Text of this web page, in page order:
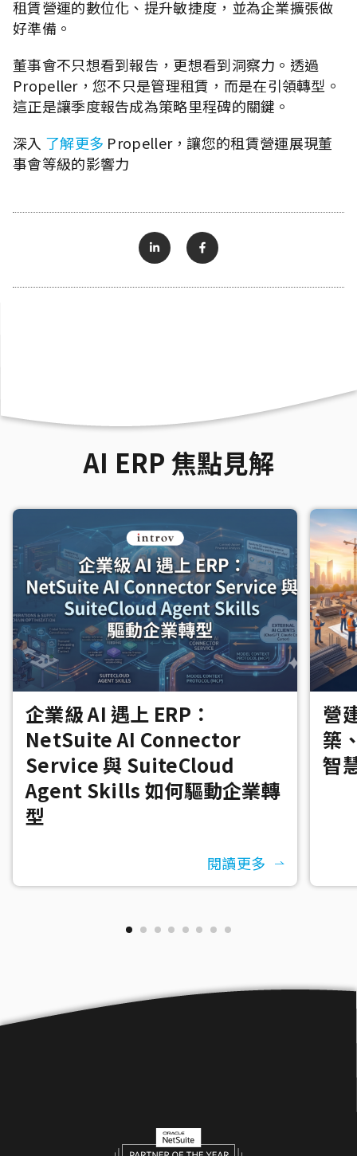
租賃營運的數位化、提升敏捷度，並為企業擴張做
好準備。
董事會不只想看到報告，更想看到洞察力。透過
Propeller，您不只是管理租賃，而是在引領轉型。
這正是讓季度報告成為策略里程碑的關鍵。
深入 了解更多 Propeller，讓您的租賃營運展現董
事會等級的影響力
AI ERP 焦點見解
企業級 AI 遇上 ERP：
NetSuite AI Connector
Service 與 SuiteCloud
Agent Skills 如何驅動企業轉
型
閱讀更多
營
築
智